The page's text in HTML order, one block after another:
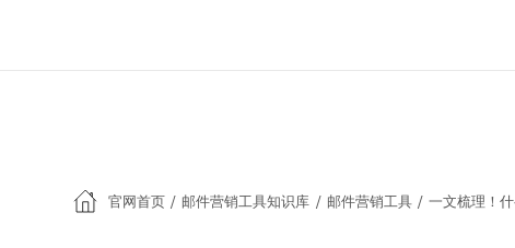
官网首页 / 邮件营销工具知识库 / 邮件营销工具 / 一文梳理！